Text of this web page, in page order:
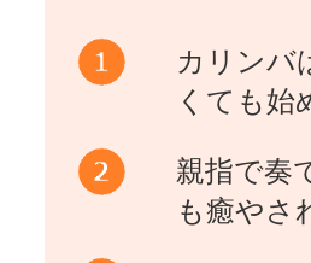
カリンバ
くても始
親指で奏
も癒やさ